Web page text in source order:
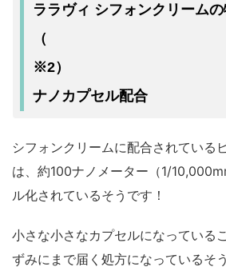
ララヴィ シフォンクリーム
（
※2）
ナノカプセル配合
シフォンクリームに配合されている
は、約100ナノメーター（1/
ル化されているそうです！
小さな小さなカプセルになっている
ずみにまで届く処方になっているそ